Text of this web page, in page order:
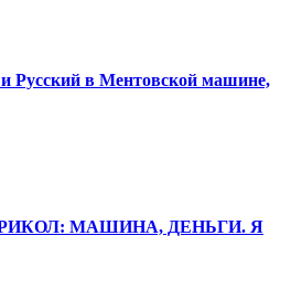
Русский в Ментовской машине,
МАШИНА, ДЕНЬГИ. Я